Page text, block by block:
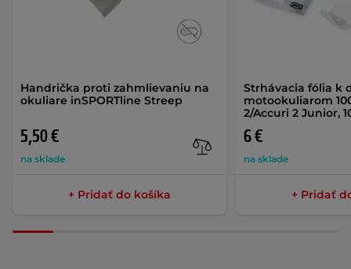
Handrička proti zahmlievaniu na
okuliare inSPORTline Streep
5,50 €
na sklade
+ Pridať do košíka
Strhávacia fólia k
motookuliarom
2/Accuri 2 Junior,
6 €
na sklade
+ Pridať